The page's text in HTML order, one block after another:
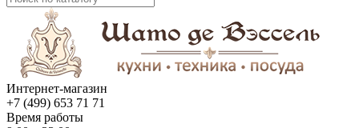
Интернет-магазин
+7 (499) 653 71 71
Время работы